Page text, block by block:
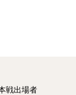
戦出場者